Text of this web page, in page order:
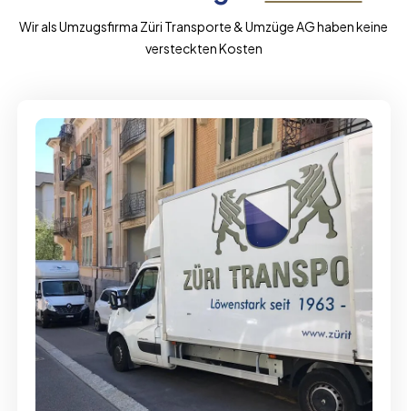
Wir als Umzugsfirma Züri Transporte & Umzüge AG haben keine
versteckten Kosten